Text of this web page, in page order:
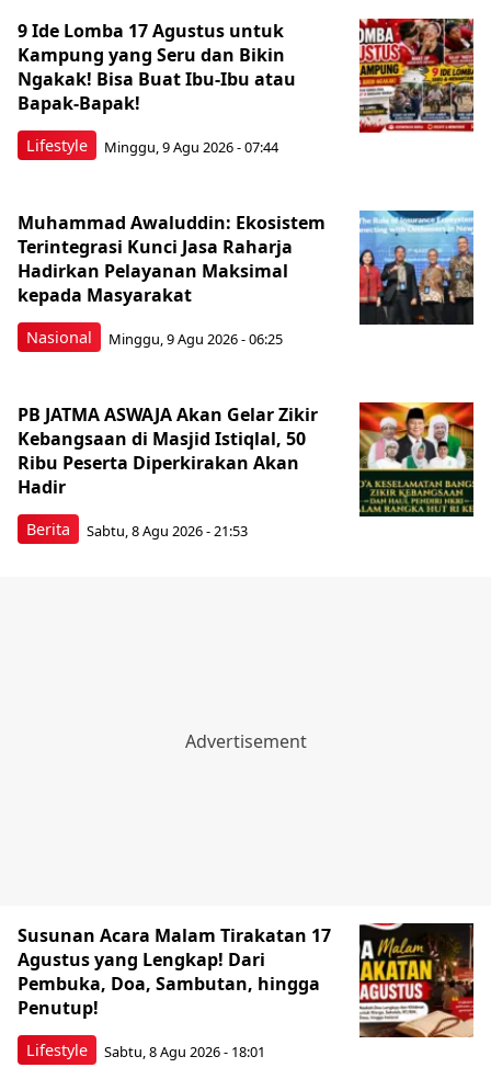
Lifestyle
9 Ide Lomba 17 Agustus untuk
Kampung yang Seru dan Bikin
Ngakak! Bisa Buat Ibu-Ibu atau
Bapak-Bapak!
Minggu, 9 Agu 2026 - 07:44
Nasional
Muhammad Awaluddin: Ekosistem
Terintegrasi Kunci Jasa Raharja
Hadirkan Pelayanan Maksimal
kepada Masyarakat
Minggu, 9 Agu 2026 - 06:25
Berita
PB JATMA ASWAJA Akan Gelar Zikir
Kebangsaan di Masjid Istiqlal, 50
Ribu Peserta Diperkirakan Akan
Hadir
Sabtu, 8 Agu 2026 - 21:53
Lifestyle
Susunan Acara Malam Tirakatan 17
Agustus yang Lengkap! Dari
Pembuka, Doa, Sambutan, hingga
Penutup!
Sabtu, 8 Agu 2026 - 18:01